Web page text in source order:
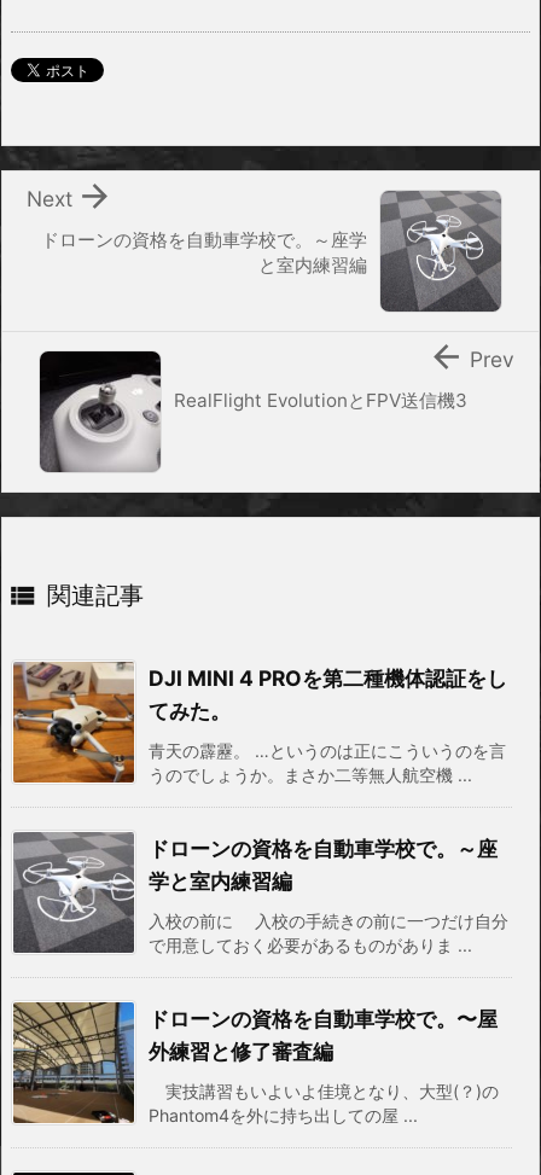
ドローンの資格を自動車学校で。～座学
と室内練習編

Next
RealFlight EvolutionとFPV送信機3
 Prev
 関連記事
DJI MINI 4 PROを第二種機体認証をし
てみた。
青天の霹靂。 …というのは正にこういうのを言
うのでしょうか。まさか二等無人航空機 ...
ドローンの資格を自動車学校で。～座
学と室内練習編
入校の前に 入校の手続きの前に一つだけ自分
で用意しておく必要があるものがありま ...
ドローンの資格を自動車学校で。〜屋
外練習と修了審査編
実技講習もいよいよ佳境となり、大型(？)の
Phantom4を外に持ち出しての屋 ...